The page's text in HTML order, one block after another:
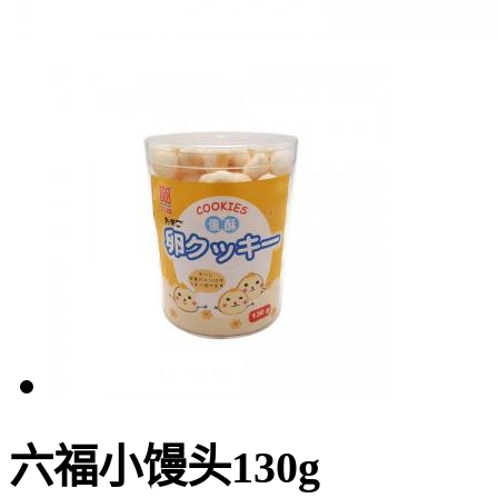
六福小馒头130g